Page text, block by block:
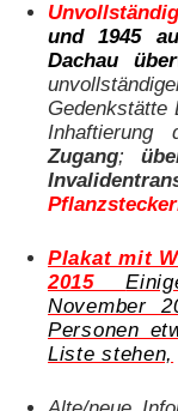
und 1945
Dachau
Gedenkstätte
Inhaftierung
Zugang;
Plakat mit
2015
November
Personen
Liste stehen,